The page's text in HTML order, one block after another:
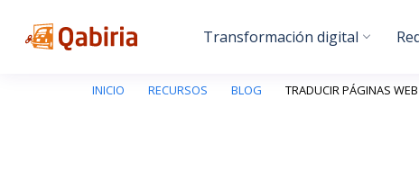
Transformación digital
INICIO RECURSOS BLOG TRADUCIR PÁGINAS